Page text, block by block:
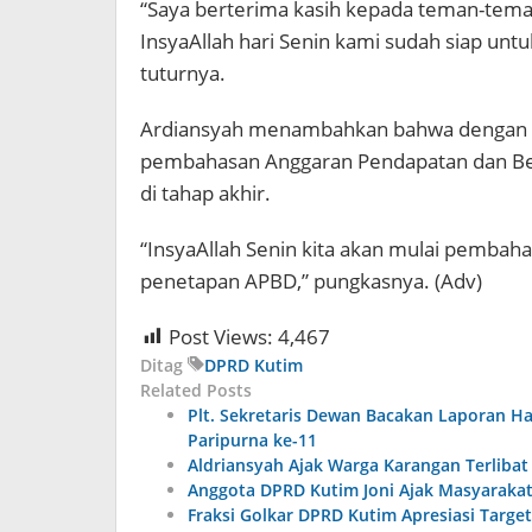
“Saya berterima kasih kepada teman-
InsyaAllah hari Senin kami sudah siap
tuturnya.
Ardiansyah menambahkan bahwa
pembahasan Anggaran Pendapatan dan
di tahap akhir.
“InsyaAllah Senin kita akan mulai
penetapan APBD,” pungkasnya. (Adv)
Post Views: 4,467
Ditag
DPRD Kutim
Related Posts
Plt. Sekretaris Dewan Bacakan Laporan
Paripurna ke-11
Aldriansyah Ajak Warga Karangan
Anggota DPRD Kutim Joni Ajak
Fraksi Golkar DPRD Kutim Apresiasi